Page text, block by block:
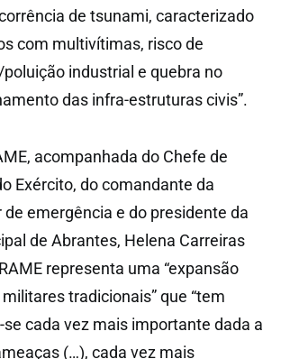
de tsunami, caracterizado
com multivítimas, risco de
industrial e quebra no
das infra-estruturas civis”.
acompanhada do Chefe de
Exército, do comandante da
emergência e do presidente da
de Abrantes, Helena Carreiras
representa uma “expansão
tradicionais” que “tem
cada vez mais importante dada a
(…), cada vez mais